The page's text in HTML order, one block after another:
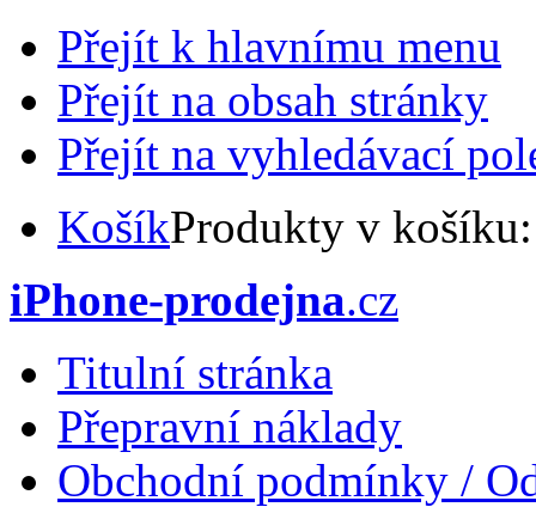
Přejít k hlavnímu menu
Přejít na obsah stránky
Přejít na vyhledávací
KošíkProdukty v
iPhone-prodejna.cz
Titulní stránka
Přepravní náklady
Obchodní podmínky /